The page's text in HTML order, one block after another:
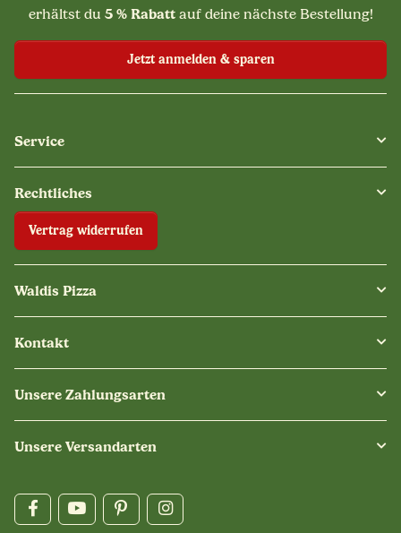
erhältst du 5 % Rabattauf deine nächste Bestellung!
Jetzt anmelden & sparen
Service
Rechtliches
Vertrag widerrufen
Waldis Pizza
Kontakt
Unsere Zahlungsarten
Unsere Versandarten